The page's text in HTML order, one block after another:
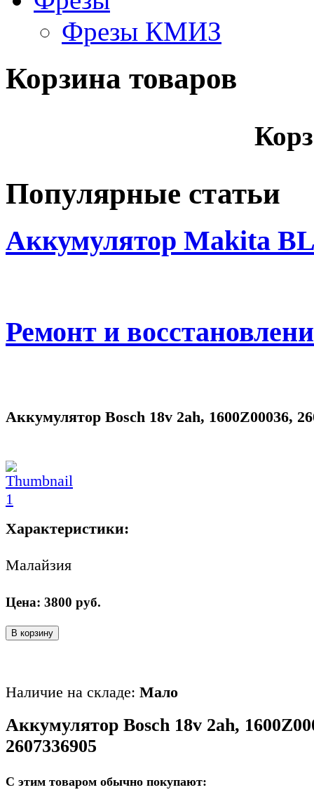
Фрезы КМИЗ
Корзина товаров
Популярные статьи
Аккумулятор Makita
Ремонт и
Аккумулятор Bosch 18v 2ah, 1600Z00036,
Характеристики:
Малайзия
Цена: 3800 руб.
В корзину
Наличие на складе: Мало
Аккумулятор Bosch 18v 2ah,
2607336905
С этим товаром обычно покупают: